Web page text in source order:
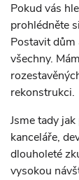
Pokud vás
prohlédněte
Postavit
všechny.
rekonstrukci.
Jsme tady
kanceláře,
dlouholeté
vysokou